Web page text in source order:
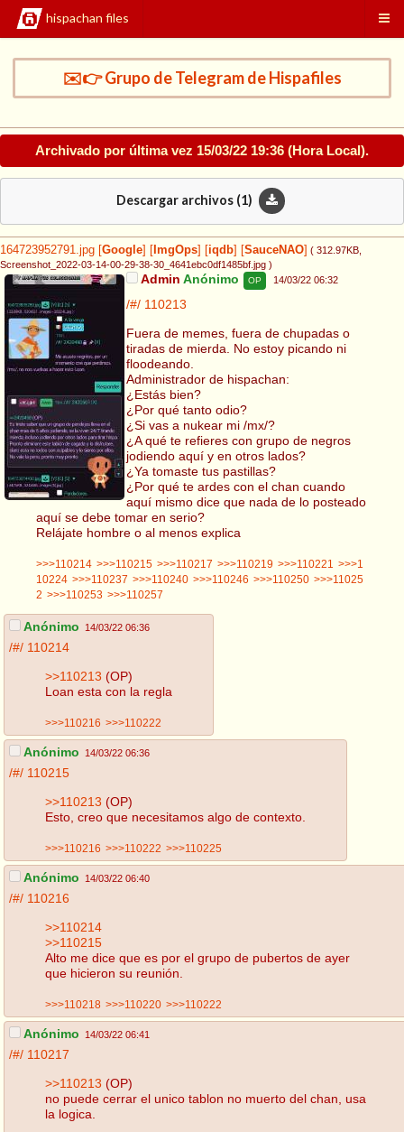
hispachan files
✉️👉 Grupo de Telegram de Hispafiles
Archivado por última vez 15/03/22 19:36 (Hora Local).
Descargar archivos (1)
164723952791.jpg Google ImgOps iqdb SauceNAO ( 312.97KB
Screenshot_2022-03-14-00-29-38-30_4641ebc0df1485bf.jpg )
Admin Anónimo OP 14/03/22 06:32
/#/ 110213
Fuera de memes, fuera de chupadas o
tiradas de mierda. No estoy picando ni
floodeando.
Administrador de hispachan:
¿Estás bien?
¿Por qué tanto odio?
¿Si vas a nukear mi /mx/?
¿A qué te refieres con grupo de negros
jodiendo aquí y en otros lados?
¿Ya tomaste tus pastillas?
¿Por qué te ardes con el chan cuando
aquí mismo dice que nada de lo posteado
aquí se debe tomar en serio?
Relájate hombre o al menos explica
>>>110214 >>>110215 >>>110217 >>>110219 >>>110221
>>>1
10224 >>>110237 >>>110240 >>>110246 >>>110250 >>>11025
2 >>>110253 >>>110257
Anónimo 14/03/22 06:36
/#/ 110214
>>110213 (OP)
Loan esta con la regla
>>>110216 >>>110222
Anónimo 14/03/22 06:36
/#/ 110215
>>110213 (OP)
Esto, creo que necesitamos algo de contexto.
>>>110216 >>>110222 >>>110225
Anónimo 14/03/22 06:40
/#/ 110216
>>110214
>>110215
Alto me dice que es por el grupo de pubertos de ayer
que hicieron su reunión.
>>>110218 >>>110220 >>>110222
Anónimo 14/03/22 06:41
/#/ 110217
>>110213 (OP)
no puede cerrar el unico tablon no muerto del chan, usa
la logica.